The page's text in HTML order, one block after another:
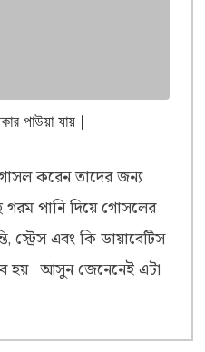
পাউয়া যায় |
করেন তাদের জন্য
গরম পানি দিয়ে গোসলের
স্ট্রেস এবং কি ডায়াবেটিস
হয়। আসুন জেনেনেই এটা